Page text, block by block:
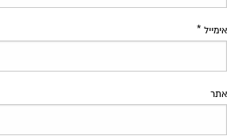
אימייל *
אתר